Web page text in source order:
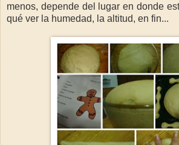
menos, depende del lugar en donde
qué ver la humedad, la altitud, en fin...